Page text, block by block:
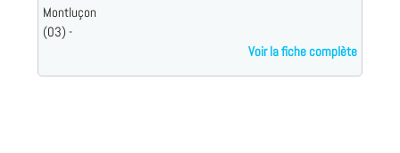
Montluçon
(03) -
Voir la fiche complète